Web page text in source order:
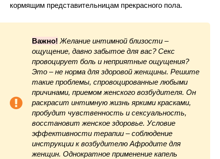
кормящим представительницам прекрасного пола.
Важно! Желание интимной близости –
ощущение, давно забытое для вас? Секс
провоцирует боль и неприятные ощущения?
Это – не норма для здоровой женщины. Решите
такие проблемы, спровоцированные любыми
причинами, приемом женского возбудителя. Он
раскрасит интимную жизнь яркими красками,
пробудит чувственность и сексуальность,
восстановит женское здоровье. Условие
эффективности терапии – соблюдение
инструкции к возбудителю Афродите для
женщин. Однократное применение капель